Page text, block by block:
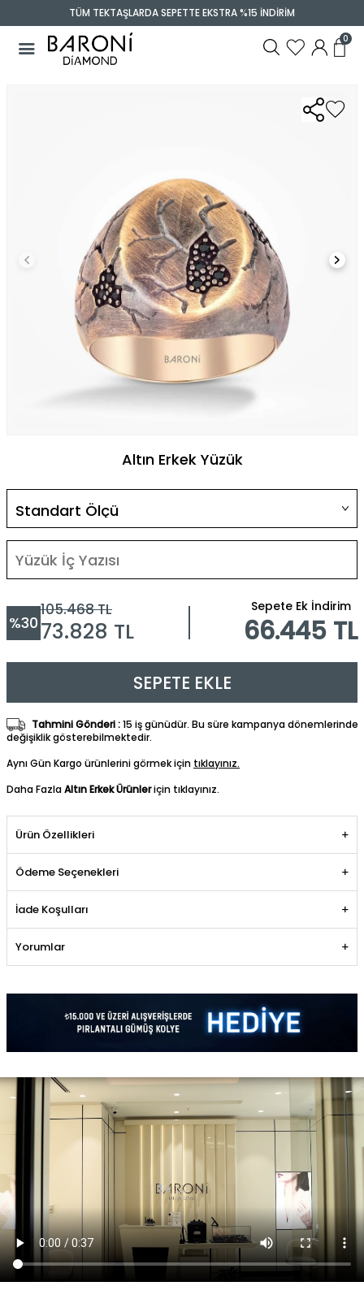
TÜM TEKTAŞLARDA SEPETTE EKSTRA %15 İNDİRİM
0
Altın Erkek Yüzük
%30
105.468TL
73.828 TL
Sepete Ek İndirim
66.445 TL
SEPETE EKLE
Tahmini Gönderi :15 iş günüdür. Bu süre kampanya dönemlerinde
değişiklik gösterebilmektedir.
Aynı Gün Kargo ürünlerini görmek için tıklayınız.
Daha FazlaAltın Erkek Ürünleriçin tıklayınız.
Ürün Özellikleri
Ödeme Seçenekleri
İade Koşulları
Yorumlar